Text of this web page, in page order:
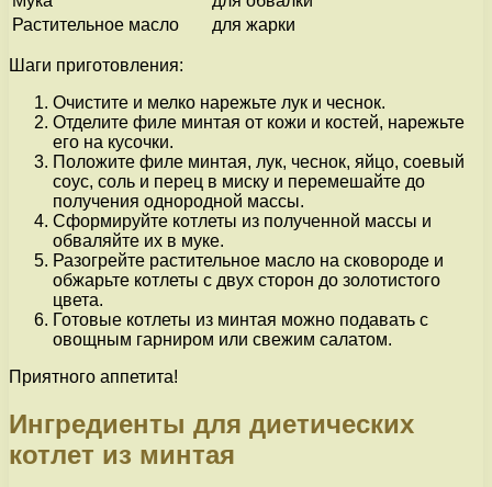
Растительное масло
для жарки
Шаги приготовления:
Очистите и мелко нарежьте лук и чеснок.
Отделите филе минтая от кожи и костей, нарежьте
его на кусочки.
Положите филе минтая, лук, чеснок, яйцо, соевый
соус, соль и перец в миску и перемешайте до
получения однородной массы.
Сформируйте котлеты из полученной массы и
обваляйте их в муке.
Разогрейте растительное масло на сковороде и
обжарьте котлеты с двух сторон до золотистого
цвета.
Готовые котлеты из минтая можно подавать с
овощным гарниром или свежим салатом.
Приятного аппетита!
Ингредиенты для диетических
котлет из минтая